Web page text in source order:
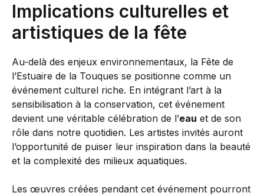
Implications culturelles et
artistiques de la fête
Au-delà des enjeux environnementaux, la Fête de
l’Estuaire de la Touques se positionne comme un
événement culturel riche. En intégrant l’art à la
sensibilisation à la conservation, cet événement
devient une véritable célébration de l’eau et de son
rôle dans notre quotidien. Les artistes invités auront
l’opportunité de puiser leur inspiration dans la beauté
et la complexité des milieux aquatiques.
Les œuvres créées pendant cet événement pourront